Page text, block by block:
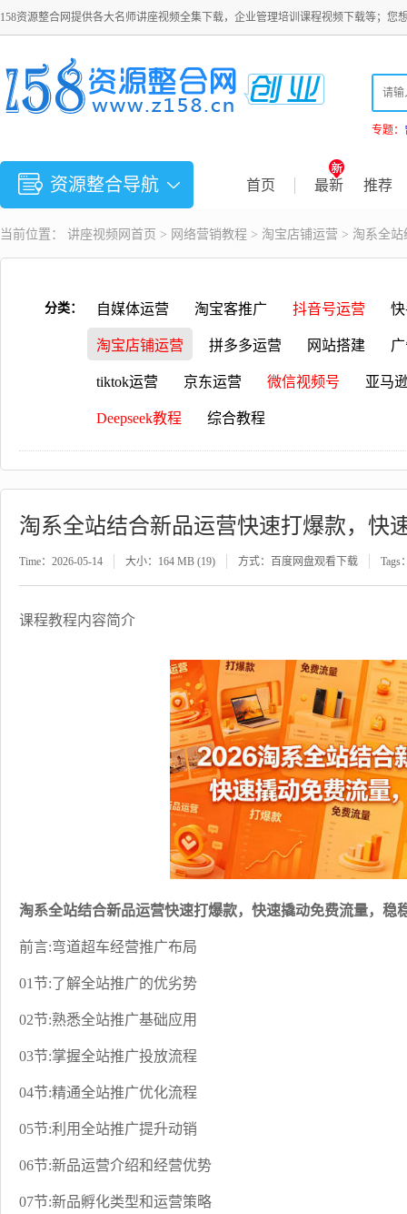
158资源整合网提供各大名师讲座视频全集下载，企业管理培训课程视频下载等；您
专题：
资源整合导航 首页 最新 推荐
当前位置： 讲座视频 网首页 > 网络营销教程 > 淘宝店铺运营 > 淘系全
分类： 自媒体运营 淘宝客推广 抖音号运营
淘宝店铺运营 拼多多运营 网站搭建
tiktok运营 京东运营 微信视频号 亚马
Deepseek教程 综合教程
淘系全站结合新品运营快速打爆款，快
Time：2026-05-14 大小：164 MB (19) 方式：百度网盘观看下载 Tags
课程教程内容简介
淘系全站结合新品运营快速打爆款，快速撬动免费流量，稳
前言:弯道超车经营推广布局
01节:了解全站推广的优劣势
02节:熟悉全站推广基础应用
03节:掌握全站推广投放流程
04节:精通全站推广优化流程
05节:利用全站推广提升动销
06节:新品运营介绍和经营优势
07节:新品孵化类型和运营策略